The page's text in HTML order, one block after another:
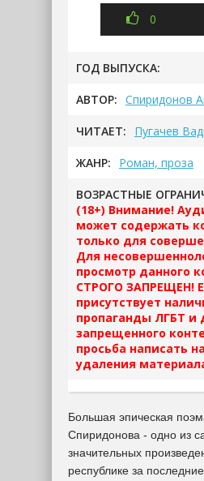
0
ГОД ВЫПУСКА:
АВТОР: Спиридонов
ЧИТАЕТ: Пугачев
ЖАНР: Роман, проза
ВОЗРАСТНЫЕ
(18+) Внимание!
может содержать
только для
Для
просмотр данного
СТРОГО ЗАПРЕЩЕН!
присутствует
пропаганды ЛГБТ и
запрещенного
просьба написать
удаления
Большая эпическая
Спиридонова - одно из
значительных
республике за